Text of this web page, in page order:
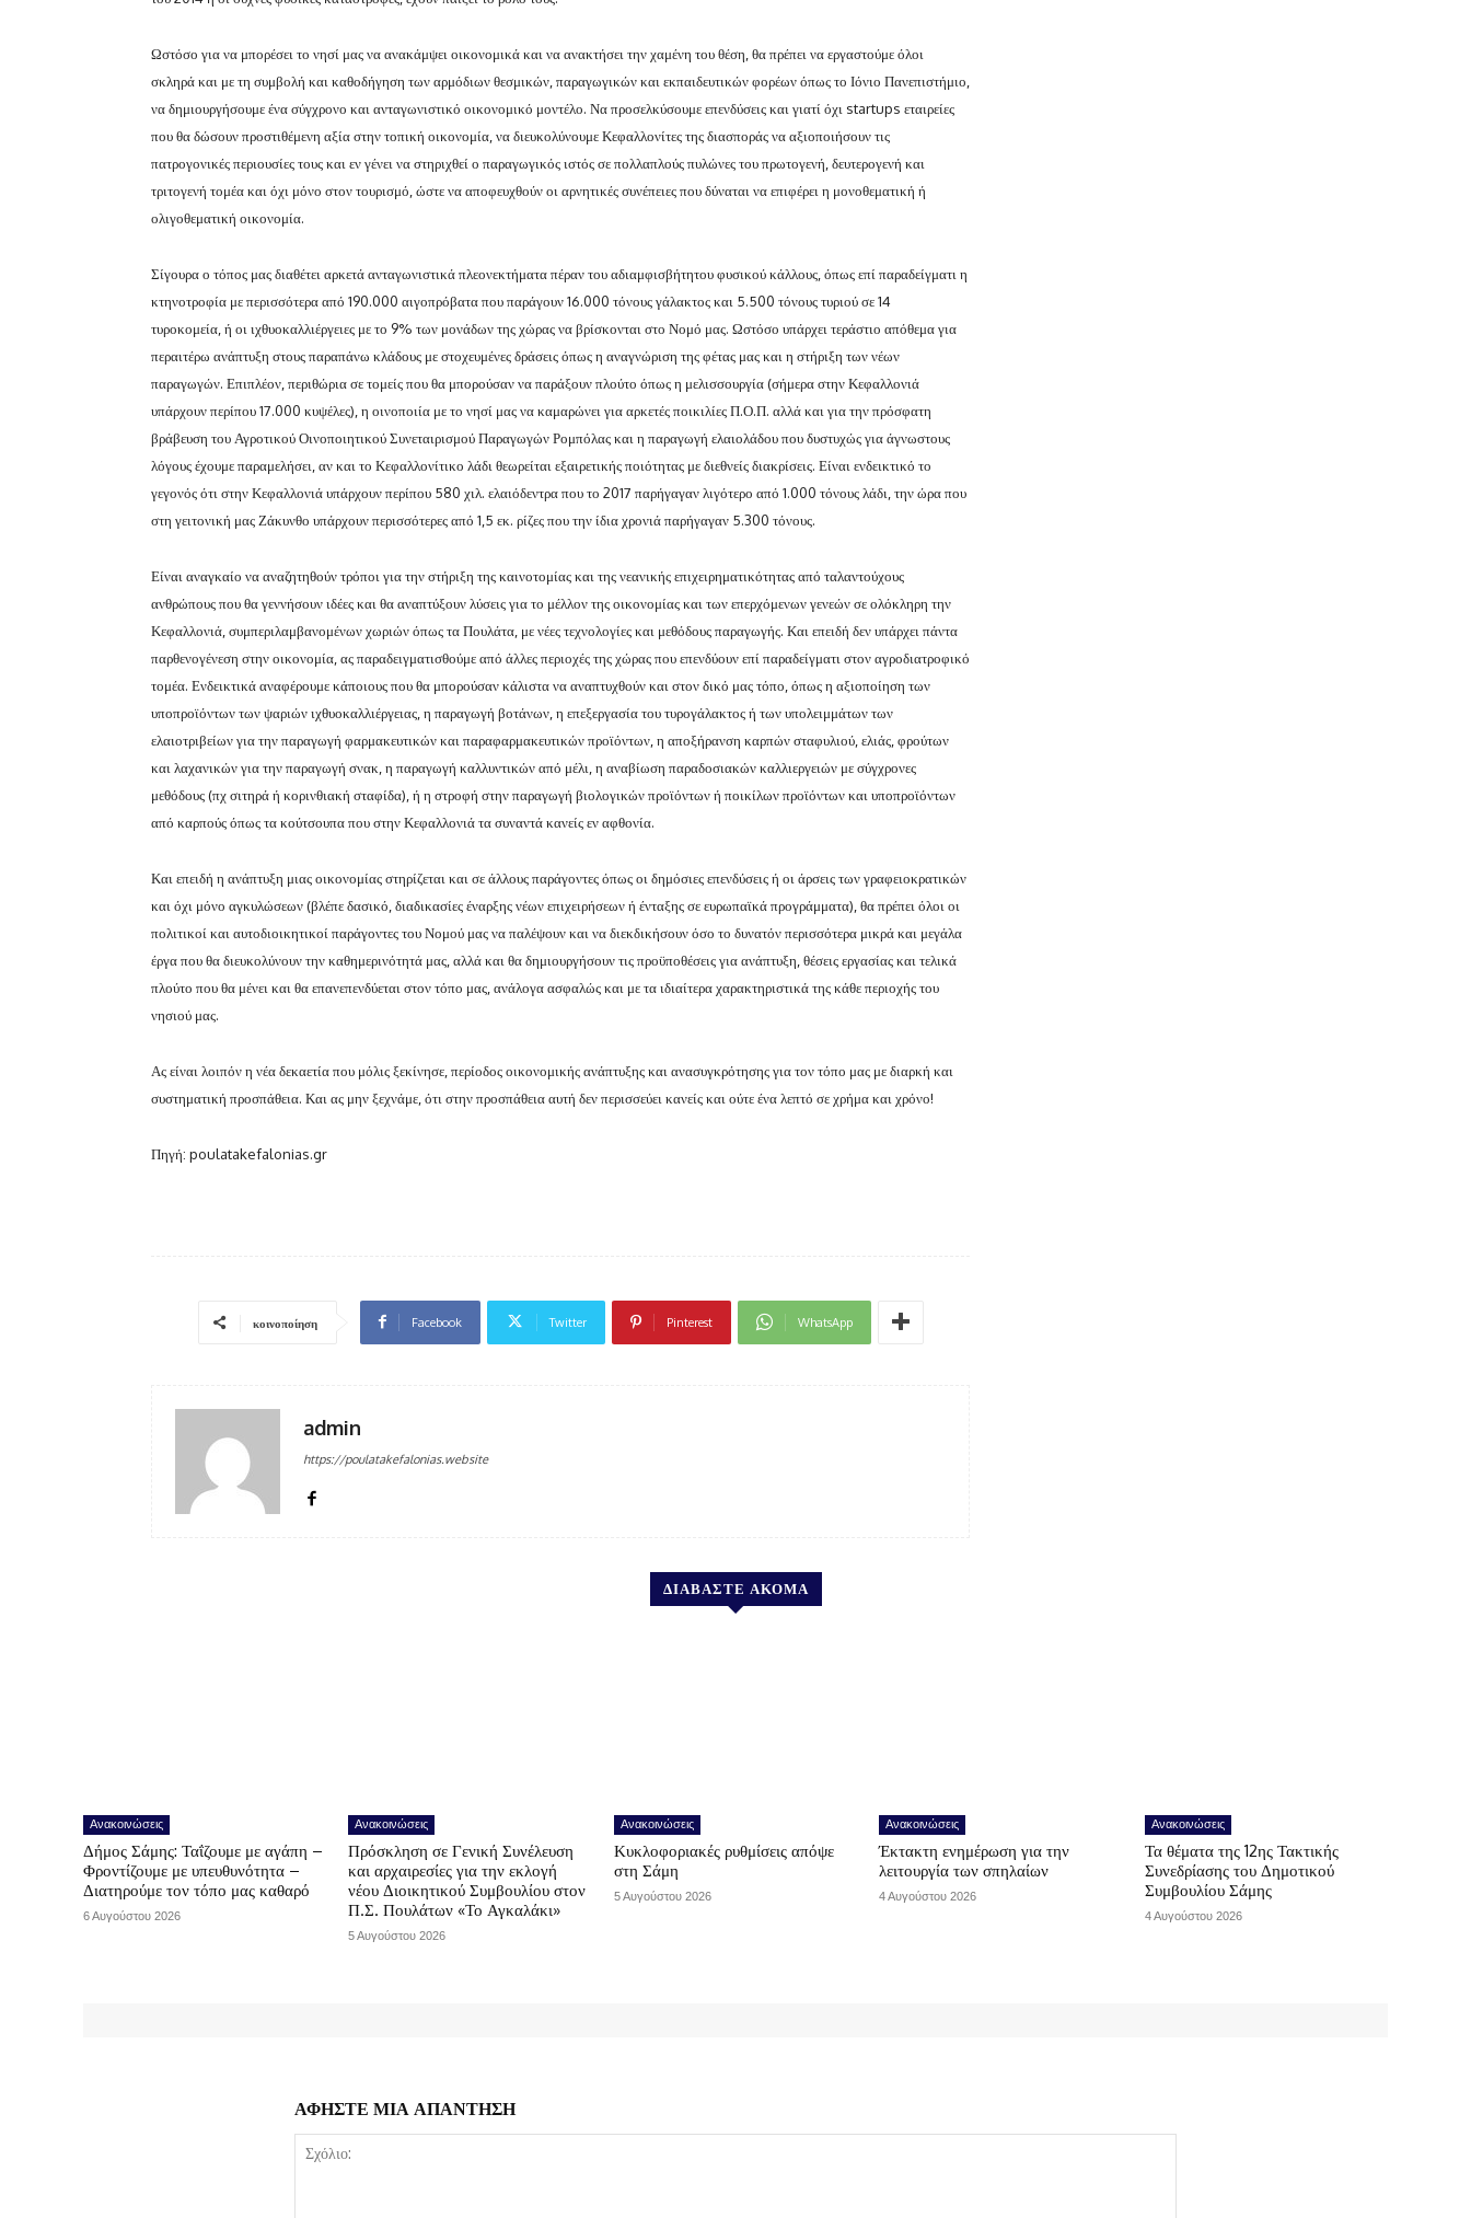
Ωστόσο για να μπορέσει το νησί μας να ανακάμψει οικονομικά και να ανακτήσει την χαμένη του θέση, θα πρέπει να εργαστούμε όλοι
σκληρά και με τη συμβολή και καθοδήγηση των αρμόδιων θεσμικών, παραγωγικών και εκπαιδευτικών φορέων όπως το Ιόνιο Πανεπιστήμιο,
να δημιουργήσουμε ένα σύγχρονο και ανταγωνιστικό οικονομικό μοντέλο. Να προσελκύσουμε επενδύσεις και γιατί όχι startups εταιρείες
που θα δώσουν προστιθέμενη αξία στην τοπική οικονομία, να διευκολύνουμε Κεφαλλονίτες της διασποράς να αξιοποιήσουν τις
πατρογονικές περιουσίες τους και εν γένει να στηριχθεί ο παραγωγικός ιστός σε πολλαπλούς πυλώνες του πρωτογενή, δευτερογενή και
τριτογενή τομέα και όχι μόνο στον τουρισμό, ώστε να αποφευχθούν οι αρνητικές συνέπειες που δύναται να επιφέρει η μονοθεματική ή
ολιγοθεματική οικονομία.
Σίγουρα ο τόπος μας διαθέτει αρκετά ανταγωνιστικά πλεονεκτήματα πέραν του αδιαμφισβήτητου φυσικού κάλλους, όπως επί παραδείγματι η
κτηνοτροφία με περισσότερα από 190.000 αιγοπρόβατα που παράγουν 16.000 τόνους γάλακτος και 5.500 τόνους τυριού σε 14
τυροκομεία, ή οι ιχθυοκαλλιέργειες με το 9% των μονάδων της χώρας να βρίσκονται στο Νομό μας. Ωστόσο υπάρχει τεράστιο απόθεμα για
περαιτέρω ανάπτυξη στους παραπάνω κλάδους με στοχευμένες δράσεις όπως η αναγνώριση της φέτας μας και η στήριξη των νέων
παραγωγών. Επιπλέον, περιθώρια σε τομείς που θα μπορούσαν να παράξουν πλούτο όπως η μελισσουργία (σήμερα στην Κεφαλλονιά
υπάρχουν περίπου 17.000 κυψέλες), η οινοποιία με το νησί μας να καμαρώνει για αρκετές ποικιλίες Π.Ο.Π. αλλά και για την πρόσφατη
βράβευση του Αγροτικού Οινοποιητικού Συνεταιρισμού Παραγωγών Ρομπόλας και η παραγωγή ελαιολάδου που δυστυχώς για άγνωστους
λόγους έχουμε παραμελήσει, αν και το Κεφαλλονίτικο λάδι θεωρείται εξαιρετικής ποιότητας με διεθνείς διακρίσεις. Είναι ενδεικτικό το
γεγονός ότι στην Κεφαλλονιά υπάρχουν περίπου 580 χιλ. ελαιόδεντρα που το 2017 παρήγαγαν λιγότερο από 1.000 τόνους λάδι, την ώρα που
στη γειτονική μας Ζάκυνθο υπάρχουν περισσότερες από 1,5 εκ. ρίζες που την ίδια χρονιά παρήγαγαν 5.300 τόνους.
Είναι αναγκαίο να αναζητηθούν τρόποι για την στήριξη της καινοτομίας και της νεανικής επιχειρηματικότητας από ταλαντούχους
ανθρώπους που θα γεννήσουν ιδέες και θα αναπτύξουν λύσεις για το μέλλον της οικονομίας και των επερχόμενων γενεών σε ολόκληρη την
Κεφαλλονιά, συμπεριλαμβανομένων χωριών όπως τα Πουλάτα, με νέες τεχνολογίες και μεθόδους παραγωγής. Και επειδή δεν υπάρχει πάντα
παρθενογένεση στην οικονομία, ας παραδειγματισθούμε από άλλες περιοχές της χώρας που επενδύουν επί παραδείγματι στον αγροδιατροφικό
τομέα. Ενδεικτικά αναφέρουμε κάποιους που θα μπορούσαν κάλιστα να αναπτυχθούν και στον δικό μας τόπο, όπως η αξιοποίηση των
υποπροϊόντων των ψαριών ιχθυοκαλλιέργειας, η παραγωγή βοτάνων, η επεξεργασία του τυρογάλακτος ή των υπολειμμάτων των
ελαιοτριβείων για την παραγωγή φαρμακευτικών και παραφαρμακευτικών προϊόντων, η αποξήρανση καρπών σταφυλιού, ελιάς, φρούτων
και λαχανικών για την παραγωγή σνακ, η παραγωγή καλλυντικών από μέλι, η αναβίωση παραδοσιακών καλλιεργειών με σύγχρονες
μεθόδους (πχ σιτηρά ή κορινθιακή σταφίδα), ή η στροφή στην παραγωγή βιολογικών προϊόντων ή ποικίλων προϊόντων και υποπροϊόντων
από καρπούς όπως τα κούτσουπα που στην Κεφαλλονιά τα συναντά κανείς εν αφθονία.
Και επειδή η ανάπτυξη μιας οικονομίας στηρίζεται και σε άλλους παράγοντες όπως οι δημόσιες επενδύσεις ή οι άρσεις των γραφειοκρατικών
και όχι μόνο αγκυλώσεων (βλέπε δασικό, διαδικασίες έναρξης νέων επιχειρήσεων ή ένταξης σε ευρωπαϊκά προγράμματα), θα πρέπει όλοι οι
πολιτικοί και αυτοδιοικητικοί παράγοντες του Νομού μας να παλέψουν και να διεκδικήσουν όσο το δυνατόν περισσότερα μικρά και μεγάλα
έργα που θα διευκολύνουν την καθημερινότητά μας, αλλά και θα δημιουργήσουν τις προϋποθέσεις για ανάπτυξη, θέσεις εργασίας και τελικά
πλούτο που θα μένει και θα επανεπενδύεται στον τόπο μας, ανάλογα ασφαλώς και με τα ιδιαίτερα χαρακτηριστικά της κάθε περιοχής του
νησιού μας.
Ας είναι λοιπόν η νέα δεκαετία που μόλις ξεκίνησε, περίοδος οικονομικής ανάπτυξης και ανασυγκρότησης για τον τόπο μας με διαρκή και
συστηματική προσπάθεια. Και ας μην ξεχνάμε, ότι στην προσπάθεια αυτή δεν περισσεύει κανείς και ούτε ένα λεπτό σε χρήμα και χρόνο!
Πηγή: poulatakefalonias.gr
κοινοποίηση Facebook Twitter Pinterest WhatsApp
admin
https://poulatakefalonias.website
ΔΙΑΒΑΣΤΕ ΑΚΟΜΑ
Ανακοινώσεις
Δήμος Σάμης: Ταΐζουμε με αγάπη –
Φροντίζουμε με υπευθυνότητα –
Διατηρούμε τον τόπο μας καθαρό
6 Αυγούστου 2026
Ανακοινώσεις
Πρόσκληση σε Γενική Συνέλευση
και αρχαιρεσίες για την εκλογή
νέου Διοικητικού Συμβουλίου στον
Π.Σ. Πουλάτων «Το Αγκαλάκι»
5 Αυγούστου 2026
Ανακοινώσεις
Κυκλοφοριακές ρυθμίσεις απόψε
στη Σάμη
5 Αυγούστου 2026
Ανακοινώσεις
Έκτακτη ενημέρωση για την
λειτουργία των σπηλαίων
4 Αυγούστου 2026
Ανακοινώσεις
Τα θέματα της 12ης Τακτικής
Συνεδρίασης του Δημοτικού
Συμβουλίου Σάμης
4 Αυγούστου 2026
ΑΦΗΣΤΕ ΜΙΑ ΑΠΑΝΤΗΣΗ